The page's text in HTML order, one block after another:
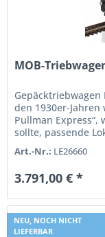
MOB-
den 1930er-
Pullman Express“,
sollte, passende
Art.-Nr.: LE26660
3.791,00 € *
NEU, NOCH NICHT
LIEFERBAR